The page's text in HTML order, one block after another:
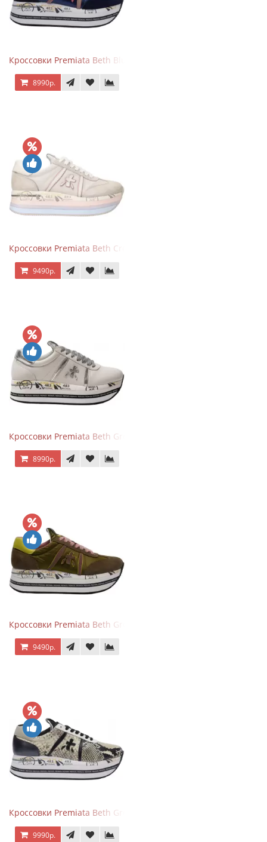
Кроссовки Premiata Beth Blue White
8990р.
Кроссовки Premiata Beth Cream Sand
9490р.
Кроссовки Premiata Beth Grey Silver
8990р.
Кроссовки Premiata Beth Green Pink
9490р.
Кроссовки Premiata Beth Grey Python
9990р.